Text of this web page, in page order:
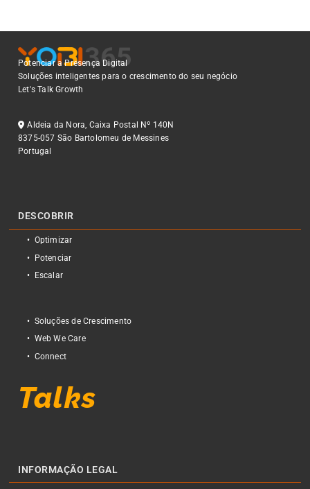
Potenciar a Presença Digital
Soluções inteligentes para o crescimento do seu negócio
Let's Talk Growth
Aldeia da Nora, Caixa Postal Nº 140N
8375-057 São Bartolomeu de Messines
Portugal
DESCOBRIR
Optimizar
Potenciar
Escalar
Soluções de Crescimento
Web We Care
Connect
Talks
INFORMAÇÃO LEGAL